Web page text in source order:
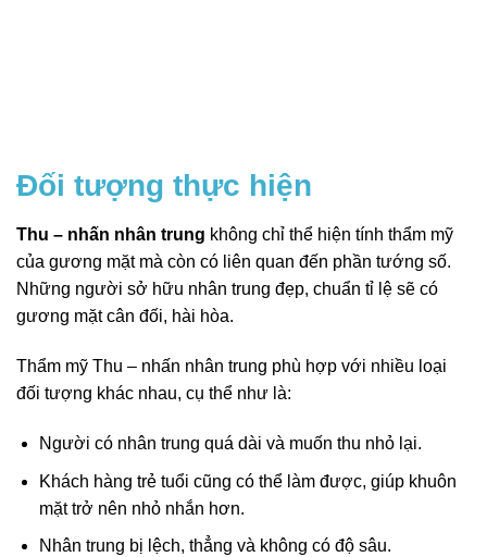
Đối tượng thực hiện
Thu – nhấn nhân trung không chỉ thể hiện tính thẩm mỹ
của gương mặt mà còn có liên quan đến phần tướng số.
Những người sở hữu nhân trung đẹp, chuẩn tỉ lệ sẽ có
gương mặt cân đối, hài hòa.
Thẩm mỹ Thu – nhấn nhân trung phù hợp với nhiều loại
đối tượng khác nhau, cụ thể như là:
Người có nhân trung quá dài và muốn thu nhỏ lại.
Khách hàng trẻ tuổi cũng có thể làm được, giúp khuôn
mặt trở nên nhỏ nhắn hơn.
Nhân trung bị lệch, thẳng và không có độ sâu.